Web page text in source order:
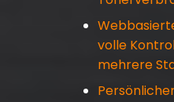
volle
mehrere